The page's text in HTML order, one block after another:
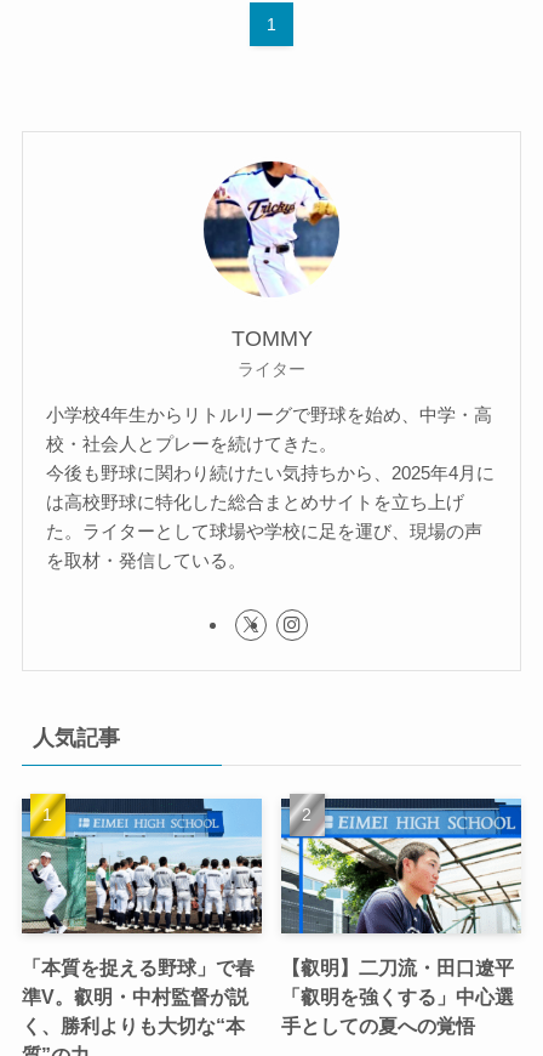
1
TOMMY
ライター
小学校4年生からリトルリーグで野球を始め、中学・高
校・社会人とプレーを続けてきた。
今後も野球に関わり続けたい気持ちから、2025年4月に
は高校野球に特化した総合まとめサイトを立ち上げ
た。ライターとして球場や学校に足を運び、現場の声
を取材・発信している。
人気記事
「本質を捉える野球」で春
準V。叡明・中村監督が説
く、勝利よりも大切な“本
【叡明】二刀流・田口遼平
「叡明を強くする」中心選
手としての夏への覚悟